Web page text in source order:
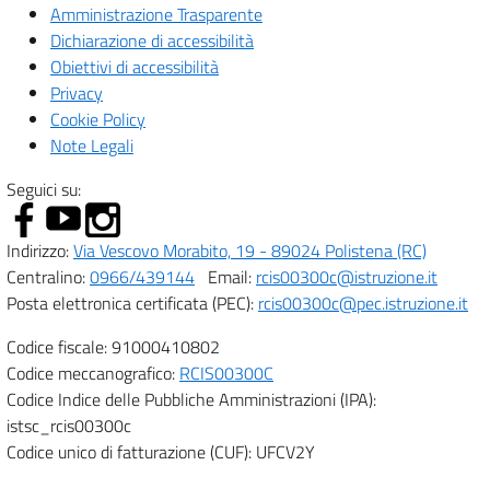
Amministrazione Trasparente
Dichiarazione di accessibilità
Obiettivi di accessibilità
Privacy
Cookie Policy
Note Legali
Seguici su:
Indirizzo:Via Vescovo Morabito, 19 - 89024 Polistena (RC)
Centralino:0966/439144 Email: rcis00300c@istruzione.it
Posta elettronica certificata (PEC): rcis00300c@pec.istruzione.it
Codice fiscale: 91000410802
Codice meccanografico: RCIS00300C
Codice Indice delle Pubbliche Amministrazioni (IPA):
istsc_rcis00300c
Codice unico di fatturazione (CUF): UFCV2Y